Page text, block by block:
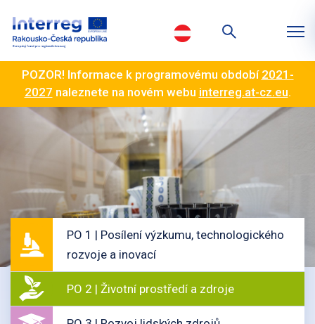
POZOR! Informace k programovému období 2021-
2027 naleznete na novém webu interreg.at-cz.eu.
PO 1 | Posílení výzkumu, technologického
rozvoje a inovací
PO 2 | Životní prostředí a zdroje